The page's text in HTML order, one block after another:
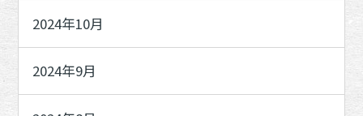
2024年10月
2024年9月